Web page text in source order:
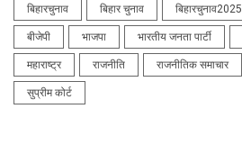
बिहारचुनाव बिहार चुनाव बिहारचुनाव2025
बीजेपी भाजपा भारतीय जनता पार्टी
महाराष्ट्र राजनीति राजनीतिक समाचार
सुप्रीम कोर्ट